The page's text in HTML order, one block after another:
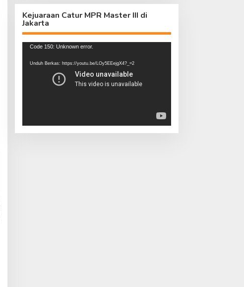
Kejuaraan Catur MPR Master III di
Jakarta
Pemutar
Code 150: Unknown error.
Unduh Berkas: https://youtu.be/LOy5EEejgX4?_=2